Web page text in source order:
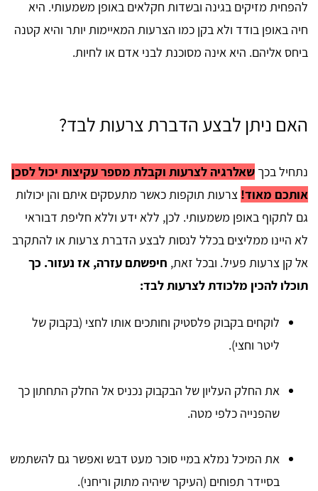
להפחית מזיקים בגינה ובשדות חקלאים באופן משמעותי. היא
חיה באופן בודד ולא בקן כמו הצרעות המאיימות יותר והיא קטנה
ביחס אליהם. היא אינה מסוכנת לבני אדם או לחיות.
האם ניתן לבצע הדברת צרעות לבד?
נתחיל בכך שאלרגיה לצרעות וקבלת מספר עקיצות יכול לסכן
אותכם מאוד! צרעות תוקפות כאשר מתעסקים איתם והן יכולות
גם לתקוף באופן משמעותי. לכן, ללא ידע וללא חליפת דבוראי
לא היינו ממליצים בכלל לנסות לבצע הדברת צרעות או להתקרב
אל קן צרעות פעיל. ובכל זאת, חיפשתם עזרה, אז נעזור. כך
תוכלו להכין מלכודת לצרעות לבד:
לוקחים בקבוק פלסטיק וחותכים אותו לחצי (בקבוק של
ליטר וחצי).
את החלק העליון של הבקבוק נכניס אל החלק התחתון כך
שהפנייה כלפי מטה.
את המיכל נמלא במיי סוכר מעט דבש ואפשר גם להשתמש
בסיידר תפוחים (העיקר שיהיה מתוק וריחני).